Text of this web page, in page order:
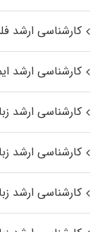
کارشناسی ارشد
کارشناسی ارشد
کارشناسی ارشد
کارشناسی ارشد
کارشناسی ارشد